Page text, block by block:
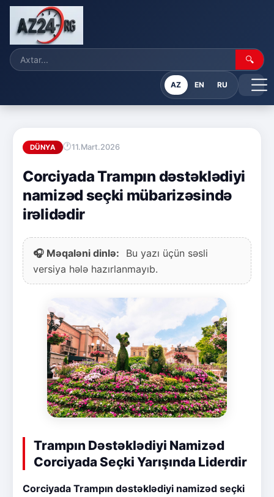
🔍
AZ EN RU
DÜNYA 11.Mart.2026
Corciyada Trampın dəstəklədiyi
namizəd seçki mübarizəsində
irəlidədir
🎧 Məqaləni dinlə:
Bu yazı üçün səsli
versiya hələ hazırlanmayıb.
Trampın Dəstəklədiyi Namizəd
Corciyada Seçki Yarışında Liderdir
Corciyada Trampın dəstəklədiyi namizəd seçki